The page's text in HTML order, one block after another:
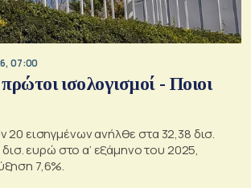
07:00
πρώτοι ισολογισμοί - Ποιοι
20 εισηγμένων ανήλθε στα 32,38 δισ.
δισ. ευρώ στο α’ εξάμηνο του 2025,
7,6%.